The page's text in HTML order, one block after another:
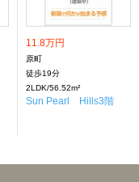
11.8万円
原町
徒歩19分
2LDK/56.52m²
Sun Pearl Hills3階